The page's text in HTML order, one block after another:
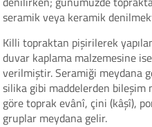
seramik veya keramik
Killi topraktan pişirilerek
duvar kaplama malzemesine
verilmiştir. Seramiği meydana
silika gibi maddelerden bileşim
göre toprak evânî, çini (kâşî),
gruplar meydana gelir.